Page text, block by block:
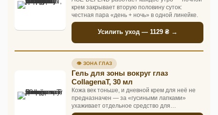
крем закрывает вторую половину суток:
честная пара «день + ночь» в одной линейке.
Усилить уход — 1129 ₴ →
👁 ЗОНА ГЛАЗ
Гель для зоны вокруг глаз
CollagenaT, 30 мл
Кожа век тоньше, и дневной крем для неё не
предназначен — за «гусиными лапками»
ухаживает отдельное средство для
деликатной зоны.